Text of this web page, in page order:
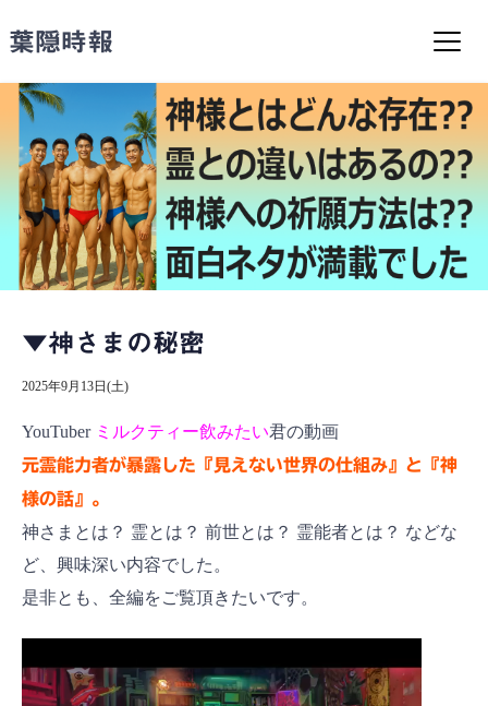
ン葉隠時報
▼神さまの秘密
2025年9月13日(土)
YouTuber ミルクティー飲みたい君の動画
元霊能力者が暴露した『見えない世界の仕組み』と『神
様の話』。
神さまとは？ 霊とは？ 前世とは？ 霊能者とは？ などな
ど、興味深い内容でした。
是非とも、全編をご覧頂きたいです。